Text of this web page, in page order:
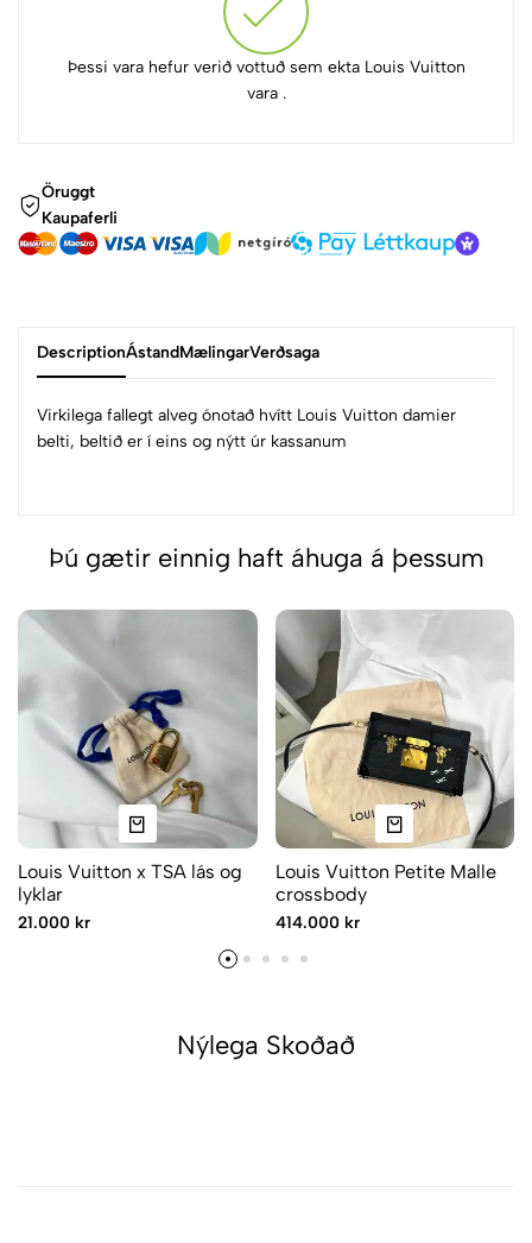
Þessi vara hefur verið vottuð sem ekta Louis Vuitton
vara .
Öruggt
Kaupaferli
DescriptionÁstandMælingarVerðsaga
Virkilega fallegt alveg ónotað hvítt Louis Vuitton damier
belti, beltið er í eins og nýtt úr kassanum
Þú gætir einnig haft áhuga á þessum
Louis Vuitton x TSA lás og
lyklar
21.000 kr
Louis Vuitton Petite Malle
crossbody
414.000 kr
Nýlega Skoðað